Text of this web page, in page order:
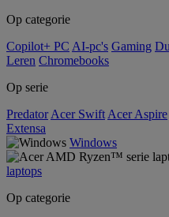
Op categorie
Copilot+ PC AI-pc's Gaming
Leren Chromebooks
Op serie
Predator Acer Swift Acer Aspire
Extensa
Windows
laptops
Op categorie